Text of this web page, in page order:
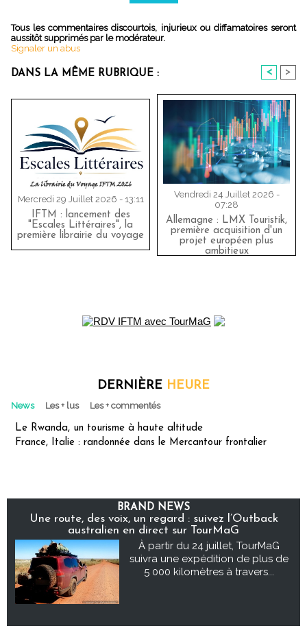
Tous les commentaires discourtois, injurieux ou diffamatoires seront
aussitôt supprimés par le modérateur.
Signaler un abus
DANS LA MÊME RUBRIQUE : < >
Mercredi 29 Juillet 2026 - 13:11
IFTM : lancement des
"Escales Littéraires", la
première librairie du voyage
Vendredi 24 Juillet 2026 -
07:28
Allemagne : LMX Touristik,
première acquisition d'un
projet européen plus
ambitieux
DERNIÈRE HEURE
News Les + lus Les + commentés
Le Rwanda, un tourisme à haute altitude
France, Italie : randonnée dans le Mercantour frontalier
BRAND NEWS
Une route, des voix, un regard : suivez l’Outback
australien en direct sur TourMaG
À partir du 24 juillet, TourMaG
suivra une expédition de plus de
5 000 kilomètres à travers...